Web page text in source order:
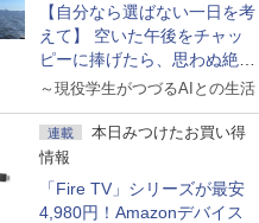
【自分なら選ばない一日を考
えて】 空いた午後をチャッ
ピーに捧げたら、思わぬ絶景
に出会った話
～現役学生がつづるAIとの生活
連載
本日みつけたお買い得
情報
「Fire TV」シリーズが最安
4,980円！Amazonデバイス